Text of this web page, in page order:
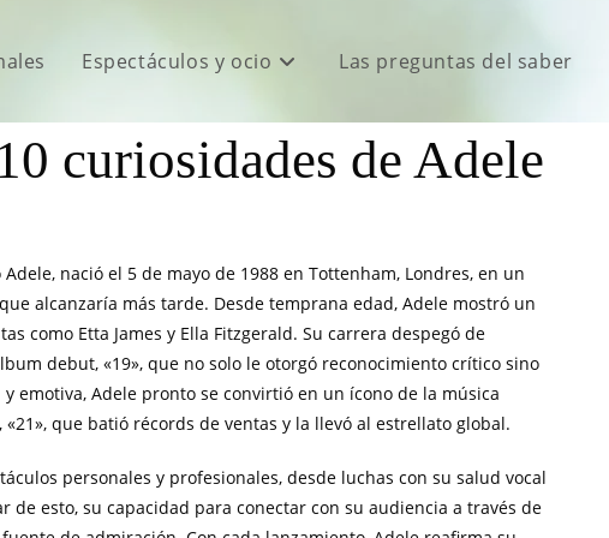
Espectáculos y ocio Las preguntas del saber
curiosidades de Adele
nació el 5 de mayo de 1988 en Tottenham, Londres, en un
alcanzaría más tarde. Desde temprana edad, Adele mostró un
como Etta James y Ella Fitzgerald. Su carrera despegó de
debut, «19», que no solo le otorgó reconocimiento crítico sino
emotiva, Adele pronto se convirtió en un ícono de la música
que batió récords de ventas y la llevó al estrellato global.
personales y profesionales, desde luchas con su salud vocal
esto, su capacidad para conectar con su audiencia a través de